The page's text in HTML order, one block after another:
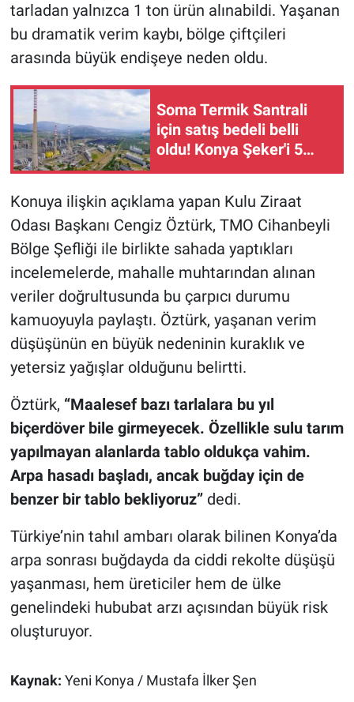
tarladan yalnızca 1 ton ürün alınabildi. Yaşanan
bu dramatik verim kaybı, bölge çiftçileri
arasında büyük endişeye neden oldu.
Soma Termik Santrali
için satış bedeli belli
oldu! Konya Şeker'i 5
milyar liralık borç
Konuya ilişkin açıklama yapan Kulu Ziraat
Odası Başkanı Cengiz Öztürk, TMO Cihanbeyli
Bölge Şefliği ile birlikte sahada yaptıkları
incelemelerde, mahalle muhtarından alınan
veriler doğrultusunda bu çarpıcı durumu
kamuoyuyla paylaştı. Öztürk, yaşanan verim
düşüşünün en büyük nedeninin kuraklık ve
yetersiz yağışlar olduğunu belirtti.
Öztürk, “Maalesef bazı tarlalara bu yıl
biçerdöver bile girmeyecek. Özellikle sulu tarım
yapılmayan alanlarda tablo oldukça vahim.
Arpa hasadı başladı, ancak buğday için de
benzer bir tablo bekliyoruz”dedi.
Türkiye’nin tahıl ambarı olarak bilinen Konya’da
arpa sonrası buğdayda da ciddi rekolte düşüşü
yaşanması, hem üreticiler hem de ülke
genelindeki hububat arzı açısından büyük risk
oluşturuyor.
Kaynak: Yeni Konya / Mustafa İlker Şen